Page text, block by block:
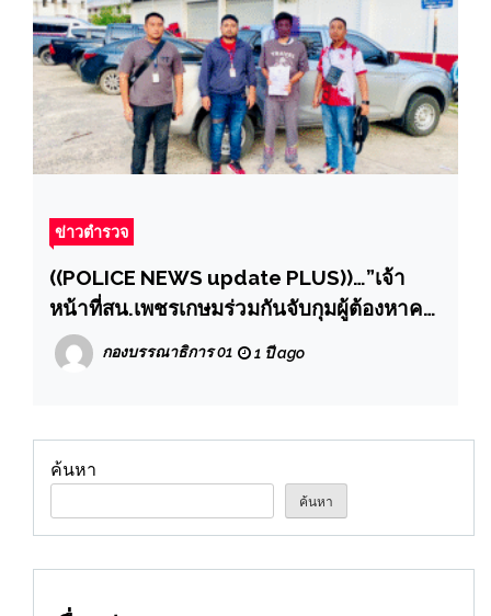
ข่าวตำรวจ
((POLICE NEWS update PLUS))…”เจ้า
หน้าที่สน.เพชรเกษมร่วมกันจับกุมผู้ต้องหาคดี
นำเข้าสู่ระบบคอมพิวเตอร์ซึ่งข้อมูล
คอมพิวเตอร์ปลอม(บัญชีม้า)”
กองบรรณาธิการ 01 1 ปี ago
ค้นหา
ค้นหา